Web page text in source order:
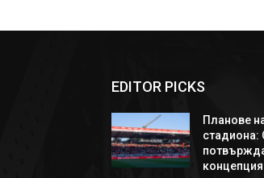
EDITOR PICKS
Планове
стадиона: